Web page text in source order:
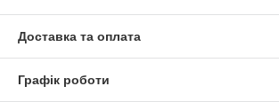
Доставка та оплата
Графік роботи